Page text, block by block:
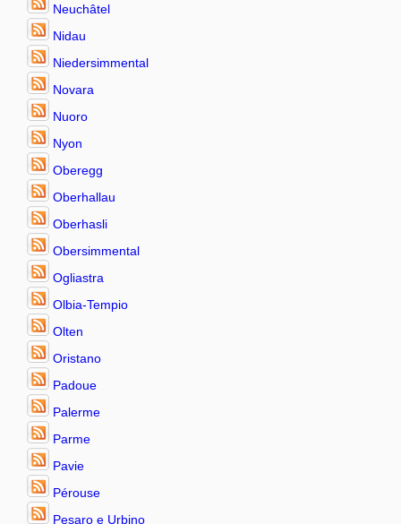
Neuchâtel
Nidau
Niedersimmental
Novara
Nuoro
Nyon
Oberegg
Oberhallau
Oberhasli
Obersimmental
Ogliastra
Olbia-Tempio
Olten
Oristano
Padoue
Palerme
Parme
Pavie
Pérouse
Pesaro e Urbino